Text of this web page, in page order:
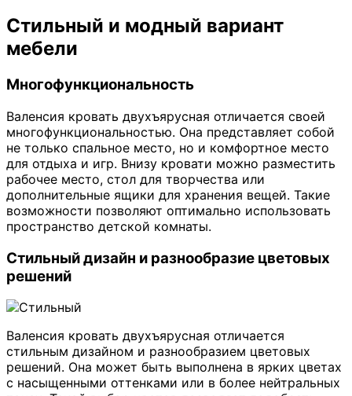
Стильный и модный вариант
мебели
Многофункциональность
Валенсия кровать двухъярусная отличается своей
многофункциональностью. Она представляет собой
не только спальное место, но и комфортное место
для отдыха и игр. Внизу кровати можно разместить
рабочее место, стол для творчества или
дополнительные ящики для хранения вещей. Такие
возможности позволяют оптимально использовать
пространство детской комнаты.
Стильный дизайн и разнообразие цветовых
решений
Валенсия кровать двухъярусная отличается
стильным дизайном и разнообразием цветовых
решений. Она может быть выполнена в ярких цветах
с насыщенными оттенками или в более нейтральных